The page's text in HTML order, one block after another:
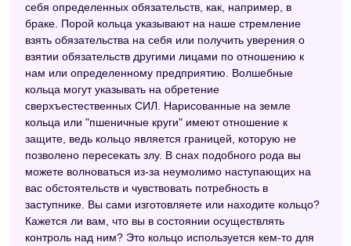
себя определенных обязательств, как, например, в
браке. Порой кольца указывают на наше стремление
взять обязательства на себя или получить уверения о
взятии обязательств другими лицами по отношению к
нам или определенному предприятию. Волшебные
кольца могут указывать на обретение
сверхъестественных СИЛ. Нарисованные на земле
кольца или "пшеничные круги" имеют отношение к
защите, ведь кольцо является границей, которую не
позволено пересекать злу. В снах подобного рода вы
можете волноваться из-за неумолимо наступающих на
вас обстоятельств и чувствовать потребность в
заступнике. Вы сами изготовляете или находите кольцо?
Кажется ли вам, что вы в состоянии осуществлять
контроль над ним? Это кольцо используется кем-то для